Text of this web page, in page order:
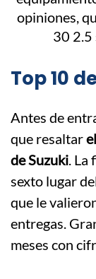
Top 10
Antes de
que resaltar
de Suzuki. La
sexto lugar
que le
entregas.
meses con